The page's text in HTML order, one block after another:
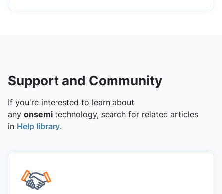
Support and Community
If you're interested to learn about
any onsemi technology, search for related articles
in Help library.